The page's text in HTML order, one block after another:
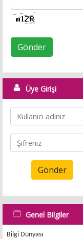
Gönder
Üye Girişi
Gönder
Genel Bilgiler
Bilgi Dünyası